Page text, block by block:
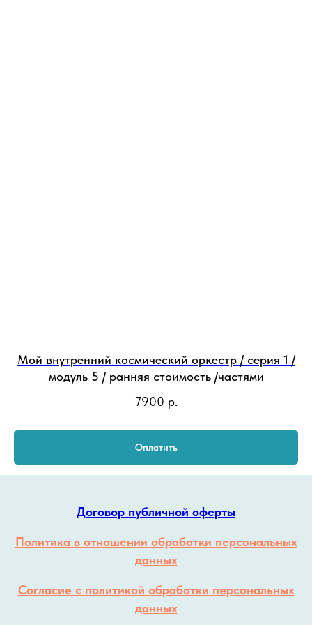
Мой внутренний космический оркестр / серия 1 /
модуль 5 / ранняя стоимость /частями
7900 р.
Оплатить
Договор публичной оферты
Политика в отношении обработки персональных
данных
Согласие с политикой обработки персональных
данных